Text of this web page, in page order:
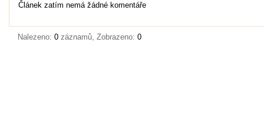
Článek zatím nemá žádné komentáře
Nalezeno: 0 záznamů, Zobrazeno: 0